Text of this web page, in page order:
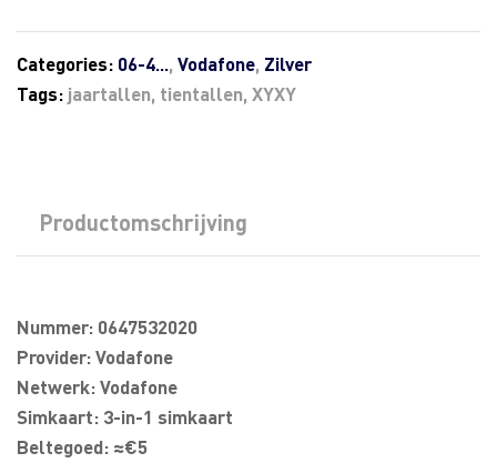
Categories: 06-4..., Vodafone, Zilver
Tags: jaartallen, tientallen, XYXY
Productomschrijving
Nummer: 0647532020
Provider: Vodafone
Netwerk: Vodafone
Simkaart: 3-in-1 simkaart
Beltegoed: ≈€5